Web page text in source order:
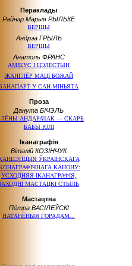
Пераклады
Райнэр Марыя РЫЛЬКЕ
ВЕРШЫ
Андрэа ГРЫЛЬ
ВЕРШЫ
Анатоль ФРАНС
АМІКУС І ЦЭЛЕСТЫН
ЖАНГЛЁР МАЦІ БОЖАЙ
У САН-МІНЬЯТА
Проза
Данута БІЧЭЛЬ
АНДАРАЧАК — СКАРБ
БАБЫ ЮЛІ
Іканаграфія
Віталій КОЗІНЧУК
ЎКРАІНСКАГА
КАНОНУ:
УСХОДНЯЯ ІКАНАГРАФІЯ,
МАСТАЦКІ СТЫЛЬ
Мастацтва
Пётра ВАСІЛЕЎСКІ
НАТХНЁНЫЯ ГОРАДАМ...